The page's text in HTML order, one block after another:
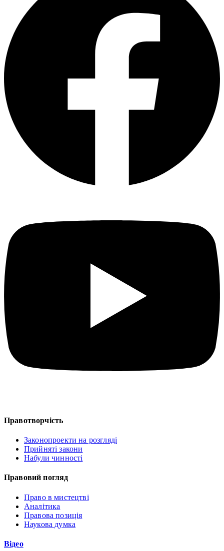
Правотворчість
Законопроекти на розгляді
Прийняті закони
Набули чинності
Правовий погляд
Право в мистецтві
Аналітика
Правова позиція
Наукова думка
Відео